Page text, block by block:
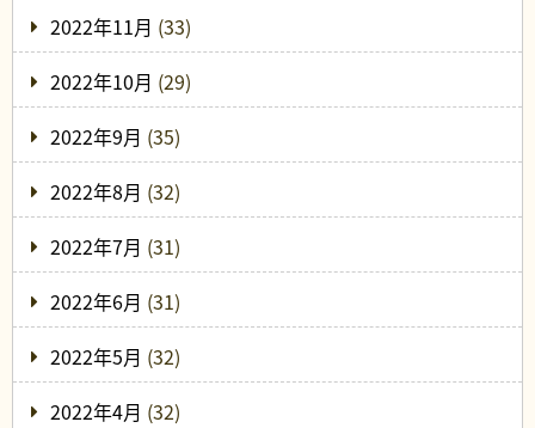
2022年11月 (33)
2022年10月 (29)
2022年9月 (35)
2022年8月 (32)
2022年7月 (31)
2022年6月 (31)
2022年5月 (32)
2022年4月 (32)